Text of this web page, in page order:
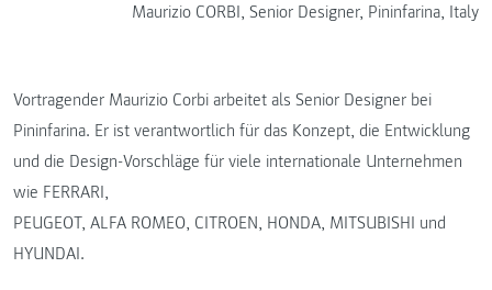
Maurizio CORBI, Senior Designer, Pininfarina, Italy
Vortragender Maurizio Corbi arbeitet als Senior Designer bei
Pininfarina. Er ist verantwortlich für das Konzept, die Entwicklung
und die Design-Vorschläge für viele internationale Unternehmen
wie FERRARI,
PEUGEOT, ALFA ROMEO, CITROEN, HONDA, MITSUBISHI und
HYUNDAI.